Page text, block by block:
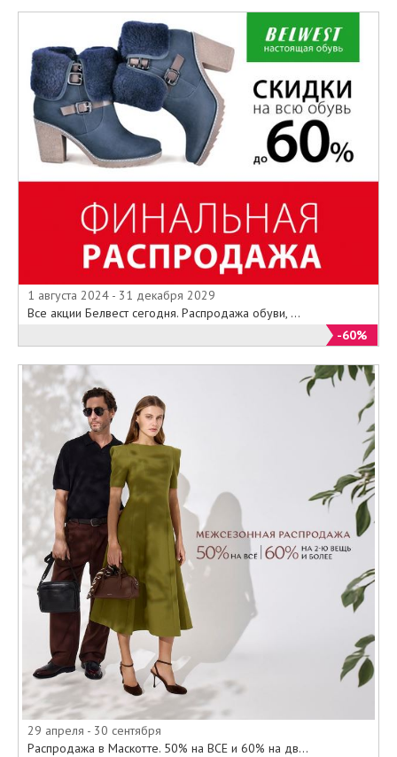
1 августа 2024 - 31 декабря 2029
Все акции Белвест сегодня. Распродажа обуви, ...
-60%
29 апреля - 30 сентября
Распродажа в Маскотте. 50% на ВСЕ и 60% на дв...